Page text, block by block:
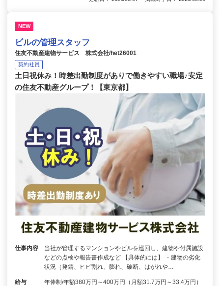
NEW
ビルの管理スタッフ
住友不動産建物サービス 株式会社/het26001
契約社員
土日祝休み！時差出勤制度がありで働きやすい職場♪安定
の住友不動産グループ！【東京都】
仕事内容
当社が管理するマンションやビルを巡回し、建物や付属施設
などの点検や報告書作成など 【具体的には】 ・建物の劣化
状況（発錆、ヒビ割れ、膨れ、破断、はがれや…
給与 年俸制/年額380万円～400万円（月額31.7万円～33.4万円）